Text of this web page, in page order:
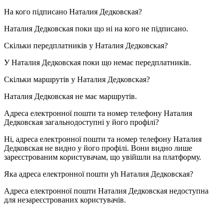
На кого підписано Наталия Дедковская?
Наталия Дедковская поки що ні на кого не підписано.
Скільки передплатників у Наталия Дедковская?
У Наталия Дедковская поки що немає передплатників.
Скільки маршрутів у Наталия Дедковская?
Наталия Дедковская не має маршрутів.
Адреса електронної пошти та номер телефону Наталия
Дедковская загальнодоступні у його профілі?
Ні, адреса електронної пошти та номер телефону Наталия
Дедковская не видно у його профілі. Вони видно лише
зареєстрованим користувачам, що увійшли на платформу.
Яка адреса електронної пошти уh Наталия Дедковская?
Адреса електронної пошти Наталия Дедковская недоступна
для незареєстрованих користувачів.